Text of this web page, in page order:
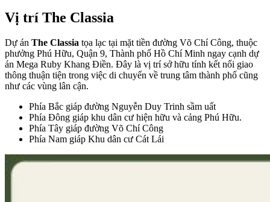
Vị trí The Classia
Dự án The Classia tọa lạc tại mặt tiền đường Võ Chí Công, thuộc
phưởng Phú Hữu, Quận 9, Thành phố Hồ Chí Minh ngay cạnh dự
án Mega Ruby Khang Điền. Đây là vị trí sở hữu tính kết nối giao
thông thuận tiện trong việc di chuyển về trung tâm thành phố cũng
như các vùng lân cận.
Phía Bắc giáp đường Nguyễn Duy Trinh sầm uất
Phía Đông giáp khu dân cư hiện hữu và cảng Phú Hữu.
Phía Tây giáp đường Võ Chí Công
Phía Nam giáp Khu dân cư Cát Lái